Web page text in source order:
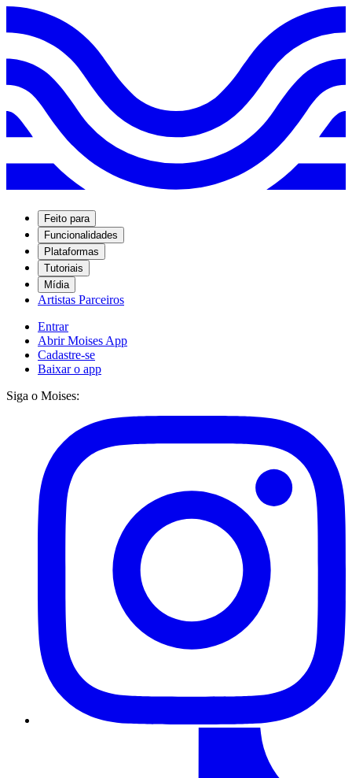
Feito para
Funcionalidades
Plataformas
Tutoriais
Mídia
Artistas Parceiros
Entrar
Abrir Moises App
Cadastre-se
Baixar o app
Siga o Moises: